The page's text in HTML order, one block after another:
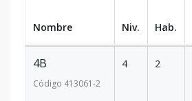
Nombre Niv. Hab.
4B
Código 413061-2
4 2